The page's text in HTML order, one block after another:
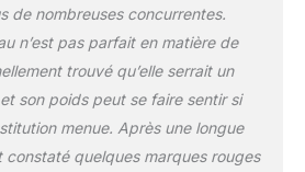
coudes, les genoux et
les hanches, ainsi que
d'une protection dorsale
spécifique. VENTILATION
: Le cuir perforé aux
endroits stratégiques
assure une parfaite
de nombreuses concurrentes.
n’est pas parfait en matière de
trouvé qu’elle serrait un
son poids peut se faire sentir si
menue. Après une longue
constaté quelques marques rouges